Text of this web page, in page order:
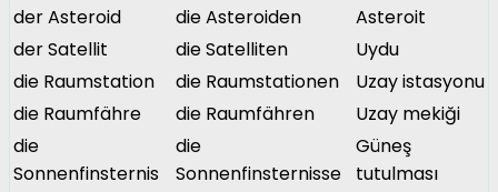
der Asteroid
die Asteroiden
Asteroit
der Satellit
die Satelliten
Uydu
die Raumstation
die Raumstationen
Uzay istasyonu
die Raumfähre
die Raumfähren
Uzay mekiği
die
Sonnenfinsternis
die
Sonnenfinsternisse
Güneş
tutulması